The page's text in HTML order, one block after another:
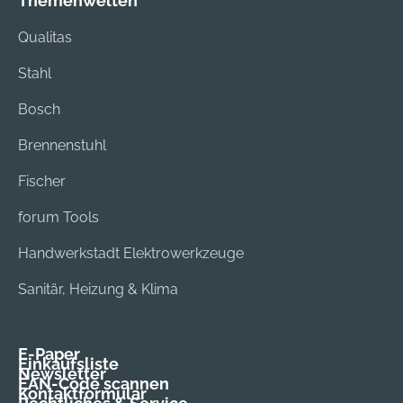
Qualitas
Stahl
Bosch
Brennenstuhl
Fischer
forum Tools
Handwerkstadt Elektrowerkzeuge
Sanitär, Heizung & Klima
E-Paper
Einkaufsliste
Newsletter
EAN-Code scannen
Kontaktformular